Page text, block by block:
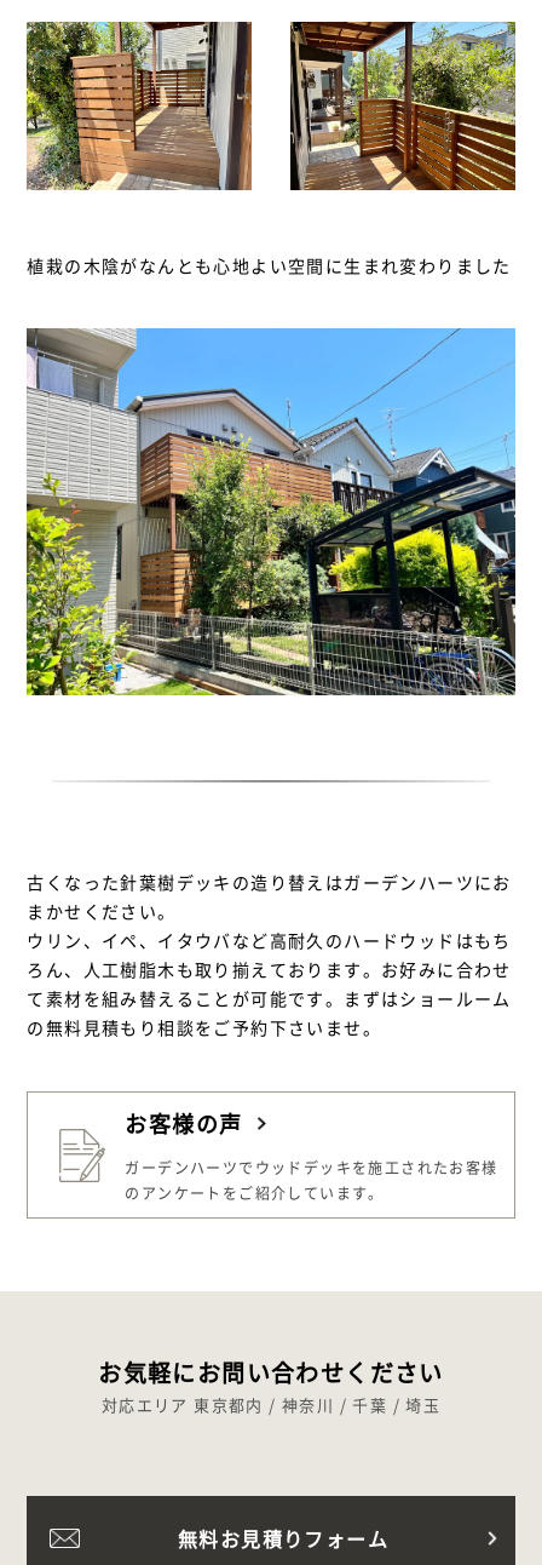
植栽の木陰がなんとも心地よい空間に生まれ変わりました
古くなった針葉樹デッキの造り替えはガーデンハーツにお
まかせください。
ウリン、イペ、イタウバなど高耐久のハードウッドはもち
ろん、人工樹脂木も取り揃えております。お好みに合わせ
て素材を組み替えることが可能です。まずはショールーム
の無料見積もり相談をご予約下さいませ。
お客様の声
ガーデンハーツでウッドデッキを施工されたお客様
のアンケートをご紹介しています。
お気軽にお問い合わせください
対応エリア 東京都内 / 神奈川 / 千葉 / 埼玉
無料お見積りフォーム